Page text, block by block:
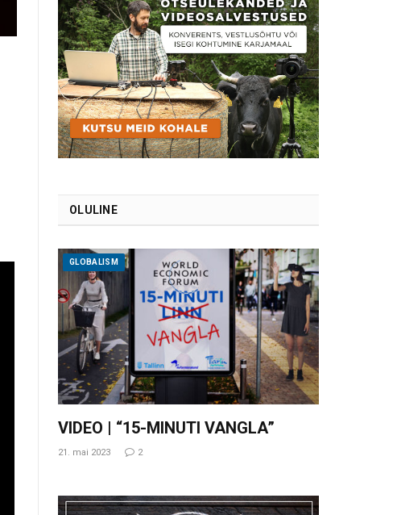
OLULINE
GLOBALISM
VIDEO | “15-MINUTI VANGLA”
21. mai 2023 2